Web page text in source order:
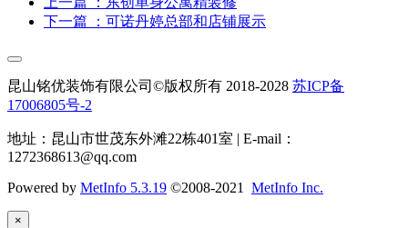
下一篇
：可诺丹婷总部和店铺展示
昆山铭优装饰有限公司©版权所有 2018-2028 苏ICP备
17006805号-2
地址：昆山市世茂东外滩22栋401室 | E-mail：
1272368613@qq.com
Powered by MetInfo 5.3.19 ©2008-2021 MetInfo Inc.
×